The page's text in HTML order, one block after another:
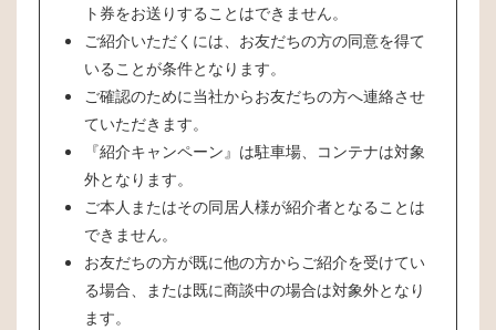
ト券をお送りすることはできません。
ご紹介いただくには、お友だちの方の同意を得て
いることが条件となります。
ご確認のために当社からお友だちの方へ連絡させ
ていただきます。
『紹介キャンペーン』は駐車場、コンテナは対象
外となります。
ご本人またはその同居人様が紹介者となることは
できません。
お友だちの方が既に他の方からご紹介を受けてい
る場合、または既に商談中の場合は対象外となり
ます。